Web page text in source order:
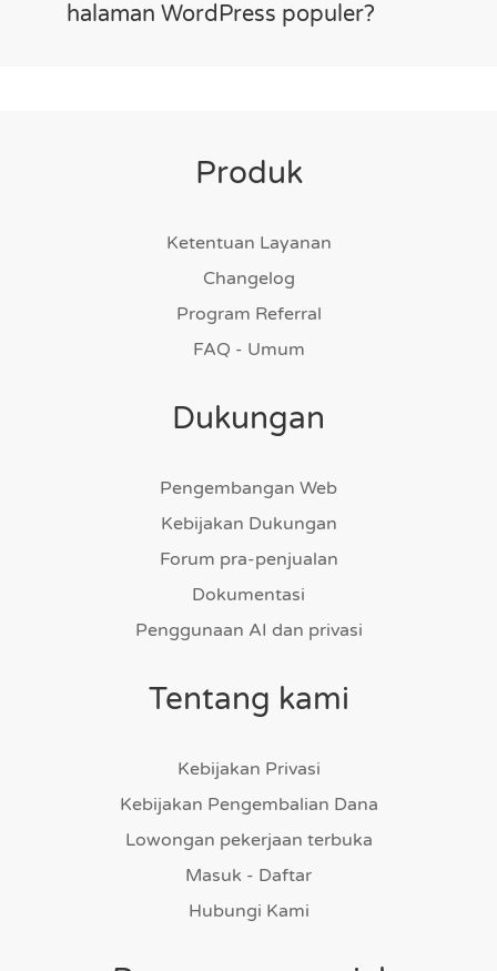
halaman WordPress populer?
Produk
Ketentuan Layanan
Changelog
Program Referral
FAQ - Umum
Dukungan
Pengembangan Web
Kebijakan Dukungan
Forum pra-penjualan
Dokumentasi
Penggunaan AI dan privasi
Tentang kami
Kebijakan Privasi
Kebijakan Pengembalian Dana
Lowongan pekerjaan terbuka
Masuk - Daftar
Hubungi Kami